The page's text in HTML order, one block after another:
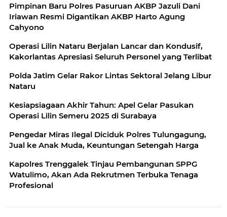
Pimpinan Baru Polres Pasuruan AKBP Jazuli Dani
Iriawan Resmi Digantikan AKBP Harto Agung
Cahyono
Operasi Lilin Nataru Berjalan Lancar dan Kondusif,
Kakorlantas Apresiasi Seluruh Personel yang Terlibat
Polda Jatim Gelar Rakor Lintas Sektoral Jelang Libur
Nataru
Kesiapsiagaan Akhir Tahun: Apel Gelar Pasukan
Operasi Lilin Semeru 2025 di Surabaya
Pengedar Miras Ilegal Diciduk Polres Tulungagung,
Jual ke Anak Muda, Keuntungan Setengah Harga
Kapolres Trenggalek Tinjau Pembangunan SPPG
Watulimo, Akan Ada Rekrutmen Terbuka Tenaga
Profesional